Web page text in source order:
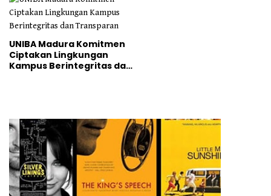
UNIBA Madura Komitmen
Ciptakan Lingkungan
Kampus Berintegritas dan